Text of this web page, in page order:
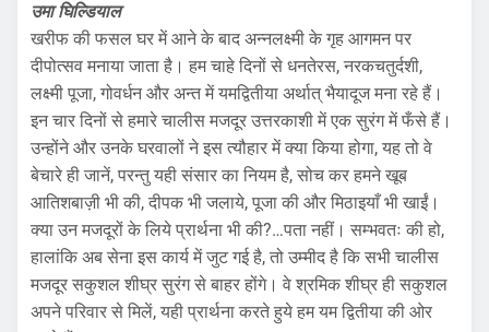
उमा घिल्डियाल
खरीफ की फसल घर में आने के बाद अन्नलक्ष्मी के गृह आगमन पर
दीपोत्सव मनाया जाता है। हम चाहे दिनों से धनतेरस, नरकचतुर्दशी,
लक्ष्मी पूजा, गोवर्धन और अन्त में यमद्वितीया अर्थात् भैयादूज मना रहे हैं।
इन चार दिनों से हमारे चालीस मजदूर उत्तरकाशी में एक सुरंग में फँसे हैं।
उन्होंने और उनके घरवालों ने इस त्यौहार में क्या किया होगा, यह तो वे
बेचारे ही जानें, परन्तु यही संसार का नियम है, सोच कर हमने खूब
आतिशबाज़ी भी की, दीपक भी जलाये, पूजा की और मिठाइयाँ भी खाईं।
क्या उन मजदूरों के लिये प्रार्थना भी की?…पता नहीं। सम्भवतः की हो,
हालांकि अब सेना इस कार्य में जुट गई है, तो उम्मीद है कि सभी चालीस
मजदूर सकुशल शीघ्र सुरंग से बाहर होंगे। वे श्रमिक शीघ्र ही सकुशल
अपने परिवार से मिलें, यही प्रार्थना करते हुये हम यम द्वितीया की ओर